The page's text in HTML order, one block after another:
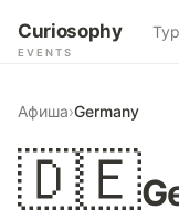
Curiosophy
EVENTS
Афиша›Germany
🇩🇪